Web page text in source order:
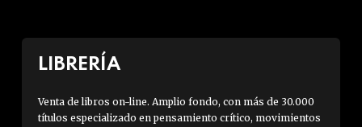
LIBRERÍA
Venta de libros on-line. Amplio fondo, con más de 30.000
títulos especializado en pensamiento crítico, movimientos